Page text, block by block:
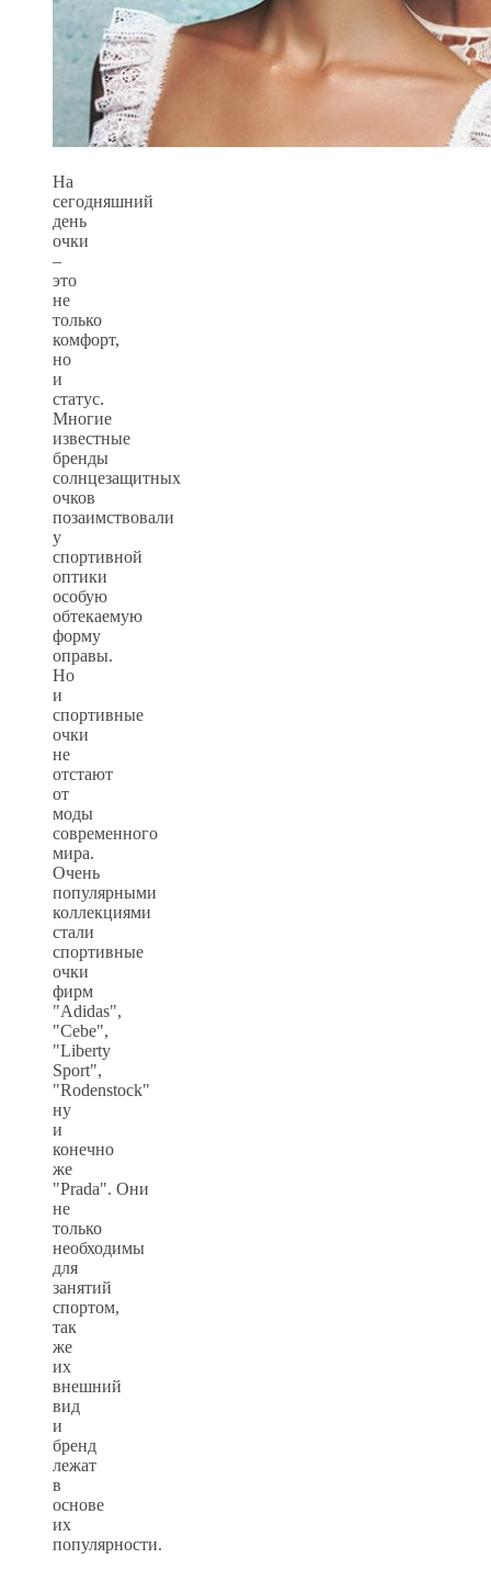
На
сегодняшний
день
очки
–
это
не
только
комфорт,
но
и
статус.
Многие
известные
бренды
солнцезащитных
очков
позаимствовали
у
спортивной
оптики
особую
обтекаемую
форму
оправы.
Но
и
спортивные
очки
не
отстают
от
моды
современного
мира.
Очень
популярными
коллекциями
стали
спортивные
очки
фирм
"Adidas",
"Cebe",
"Liberty
Sport",
"Rodenstock"
ну
и
конечно
же
"Prada". Они
не
только
необходимы
для
занятий
спортом,
так
же
их
внешний
вид
и
бренд
лежат
в
основе
их
популярности.